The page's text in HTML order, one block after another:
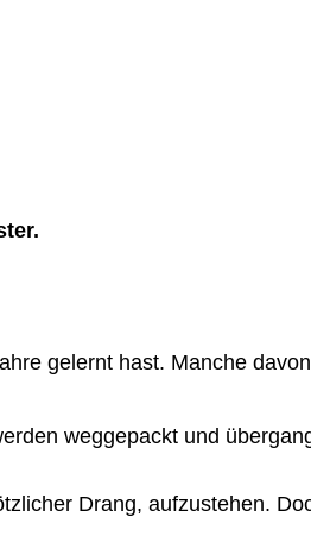
gelernt hast. Manche
weggepackt und
Drang, aufzustehen.